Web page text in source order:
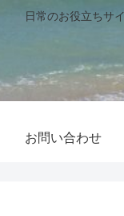
日常のお役立ちサ
お問い合わせ